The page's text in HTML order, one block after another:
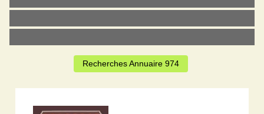
Recherches Annuaire 974